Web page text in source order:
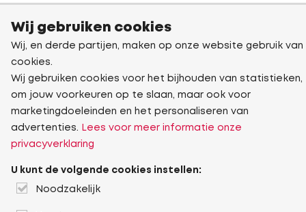
Wij gebruiken cookies
Wij, en derde partijen, maken op onze website gebruik van
cookies.
Wij gebruiken cookies voor het bijhouden van statistieken,
om jouw voorkeuren op te slaan, maar ook voor
marketingdoeleinden en het personaliseren van
advertenties.
Lees voor meer informatie onze
privacyverklaring
U kunt de volgende cookies instellen:
Noodzakelijk